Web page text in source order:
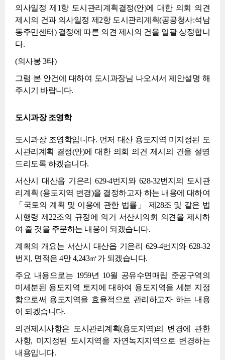
의사일정 제1항 도시관리계획결정(안)에 대한 의회 의견
제시의 건과 의사일정 제2항 도시관리계획(공공청사:석남
동주민센터) 결정에 따른 의견 제시의 건을 일괄 상정합니
다.
(의사봉 3타)
그럼 본 안건에 대하여 도시과장님 나오셔서 제안설명 해
주시기 바랍니다.
도시과장 조영학
도시과장 조영학입니다. 먼저 대산 용도지역 미지정된 도
시관리계획 결정(안)에 대한 의회 의견 제시의 건을 설명
드리도록 하겠습니다.
서산시 대산읍 기은리 629-4번지와 628-32번지의 도시관
리계획 (용도지역 변경)을 결정하고자 하는 내용에 대하여
「국토의 계획 및 이용에 관한 법률」 제28조 및 같은 법
시행령 제22조의 규정에 의거 서산시의회 의견을 제시하
여 줄 것을 주문하는 내용이 되겠습니다.
계획의 개요는 서산시 대산읍 기은리 629-4번지와 628-32
번지, 면적은 4만 4,243㎡가 되겠습니다.
주요 내용으로는 1959년 10월 공유수면매립 준공구역의
미세분된 용도지역 토지에 대하여 용도지역을 세분 지정
함으로써 용도지역을 효율적으로 관리하고자 하는 내용
이 되겠습니다.
의견제시사항은 도시관리계획(용도지역)의 변경에 관한
사항, 미지정된 도시지역을 자연녹지지역으로 변경하는
내용입니다.